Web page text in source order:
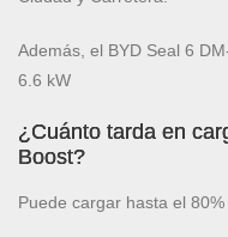
Además, el BYD Seal 6
6.6 kW
¿Cuánto tarda en
Boost?
Puede cargar hasta el